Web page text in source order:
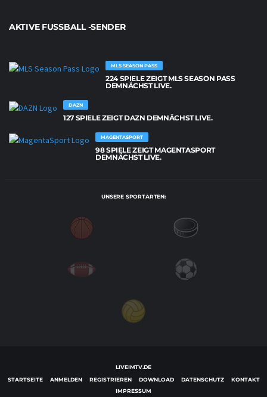
AKTIVE FUSSBALL -SENDER
MLS SEASON PASS
224 SPIELE ZEIGT MLS SEASON PASS
DEMNÄCHST LIVE.
DAZN
127 SPIELE ZEIGT DAZN DEMNÄCHST LIVE.
MAGENTASPORT
98 SPIELE ZEIGT MAGENTASPORT
DEMNÄCHST LIVE.
UNSERE SPORTARTEN:
LIVEIMTV.DE
STARTSEITE
ANMELDEN REGISTRIEREN DOWNLOAD DATENSCHUTZ
KONTAKT
IMPRESSUM